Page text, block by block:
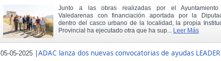
Junto a las obras realizadas por el
Valedarenas con financiación aportada por la
dentro del casco urbano de la localidad, la propia
Provincial ha ejecutado otra que ha sup... Leer Más
05-05-2025 |ADAC lanza dos nuevas convocatorias de ayudas LEADER